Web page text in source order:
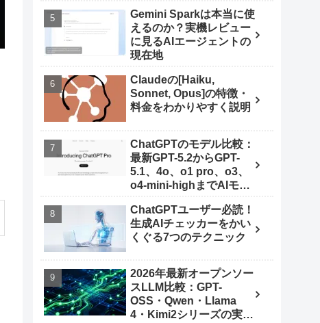
Gemini Sparkは本当に使
えるのか？実機レビュー
に見るAIエージェントの
現在地
Claudeの[Haiku,
Sonnet, Opus]の特徴・
料金をわかりやすく説明
ChatGPTのモデル比較：
最新GPT-5.2からGPT-
5.1、4o、o1 pro、o3、
o4-mini-highまでAIモデ
ChatGPTユーザー必読！
生成AIチェッカーをかい
くぐる7つのテクニック
2026年最新オープンソー
スLLM比較：GPT-
OSS・Qwen・Llama
4・Kimi2シリーズの実力